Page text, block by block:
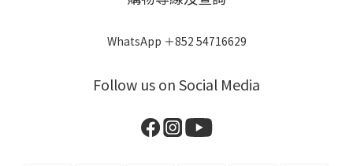
WhatsApp ＋852 54716629
Follow us on Social Media